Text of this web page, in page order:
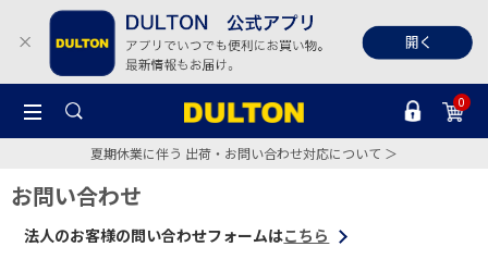
0
夏期休業に伴う 出荷・お問い合わせ対応について ＞
お問い合わせ
法人のお客様の問い合わせフォームはこちら